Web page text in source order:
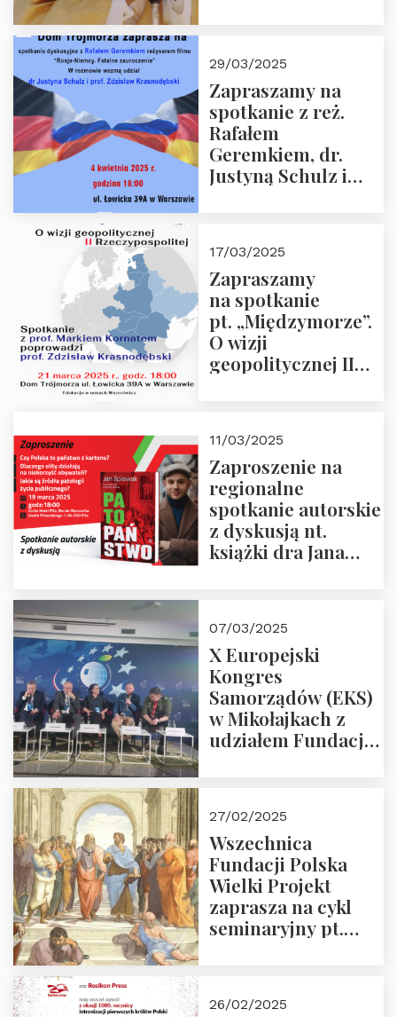
29/03/2025
Zapraszamy na
spotkanie z reż.
Rafałem
Geremkiem, dr.
Justyną Schulz i
“Rosja-Niemcy…”
17/03/2025
Zapraszamy
na spotkanie
pt. „Międzymorze”.
O wizji
geopolitycznej II
i prof.
Krasnodębski
11/03/2025
Zaproszenie na
regionalne
spotkanie autorskie
z dyskusją nt.
książki dra Jana
07/03/2025
X Europejski
Kongres
Samorządów (EKS)
w Mikołajkach z
udziałem Fundacji
27/02/2025
Wszechnica
Fundacji Polska
Wielki Projekt
zaprasza na cykl
seminaryjny pt.
26/02/2025